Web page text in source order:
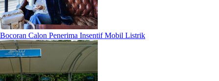
Bocoran Calon Penerima Insentif Mobil Listrik